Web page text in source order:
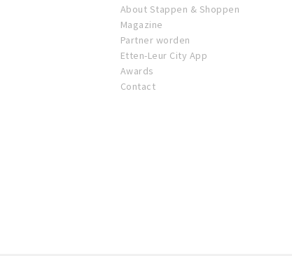
About Stappen & Shoppen
Magazine
Partner worden
Etten-Leur City App
Awards
Contact